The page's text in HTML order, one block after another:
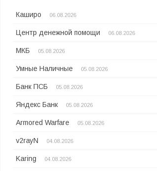
Каширо 06.08.2026
Центр денежной помощи 06.08.2026
МКБ 05.08.2026
Умные Наличные 05.08.2026
Банк ПСБ 05.08.2026
Яндекс Банк 05.08.2026
Armored Warfare 05.08.2026
v2rayN 04.08.2026
Karing 04.08.2026